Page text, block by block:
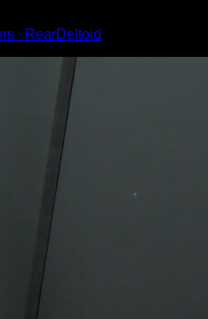
∙ RearDeltoid